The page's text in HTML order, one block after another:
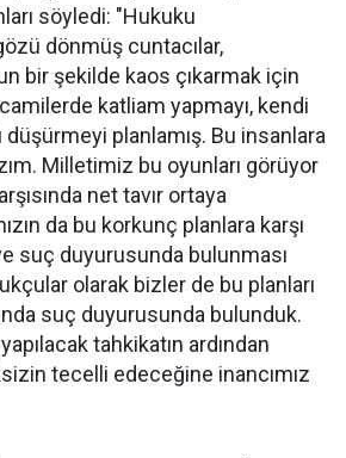
söyledi: "Hukuku
dönmüş cuntacılar,
bir şekilde kaos çıkarmak için
katliam yapmayı, kendi
düşürmeyi planlamış. Bu insanlara
Milletimiz bu oyunları görüyor
net tavır ortaya
da bu korkunç planlara karşı
suç duyurusunda bulunması
olarak bizler de bu planları
suç duyurusunda bulunduk.
tahkikatın ardından
tecelli edeceğine inancımız